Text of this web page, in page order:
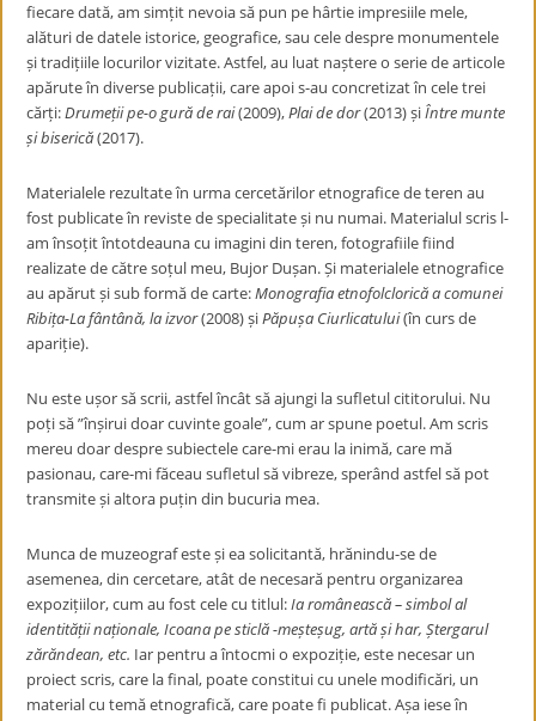
fiecare dată, am simțit nevoia să pun pe hârtie impresiile mele,
alături de datele istorice, geografice, sau cele despre monumentele
și tradițiile locurilor vizitate. Astfel, au luat naștere o serie de articole
apărute în diverse publicații, care apoi s-au concretizat în cele trei
cărți:Drumeții pe-o gură de rai(2009),Plai de dor(2013) șiÎntre munte
și biserică(2017).
Materialele rezultate în urma cercetărilor etnografice de teren au
fost publicate în reviste de specialitate și nu numai. Materialul scris l-
am însoțit întotdeauna cu imagini din teren, fotografiile fiind
realizate de către soțul meu, Bujor Dușan. Și materialele etnografice
au apărut și sub formă de carte:Monografia etnofolclorică a comunei
Ribița-La fântână, la izvor(2008) șiPăpușa Ciurlicatului(în curs de
apariție).
Nu este ușor să scrii, astfel încât să ajungi la sufletul cititorului. Nu
poți să ”înșirui doar cuvinte goale”, cum ar spune poetul. Am scris
mereu doar despre subiectele care-mi erau la inimă, care mă
pasionau, care-mi făceau sufletul să vibreze, sperând astfel să pot
transmite și altora puțin din bucuria mea.
Munca de muzeograf este și ea solicitantă, hrănindu-se de
asemenea, din cercetare, atât de necesară pentru organizarea
expozițiilor, cum au fost cele cu titlul:Ia românească – simbol al
identității naționale, Icoana pe sticlă -meșteșug, artă și har, Ștergarul
zărăndean, etc. Iar pentru a întocmi o expoziție, este necesar un
proiect scris, care la final, poate constitui cu unele modificări, un
material cu temă etnografică, care poate fi publicat. Așa iese în